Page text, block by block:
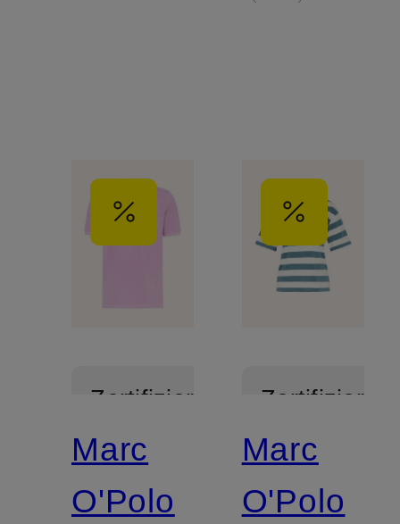
Zertifiziert
Marc
O'Polo
Zertifiziert
Marc
O'Polo